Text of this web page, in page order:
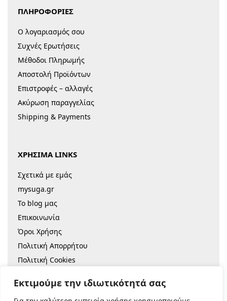
Εκτιμούμε την ιδιωτικότητά σας
ΠΛΗΡΟΦΟΡΙΕΣ
Ο λογαριασμός σου
Συχνές Ερωτήσεις
Μέθοδοι Πληρωμής
Αποστολή Προϊόντων
Επιστροφές – αλλαγές
Ακύρωση παραγγελίας
Shipping & Payments
ΧΡΗΣΙΜΑ LINKS
Σχετικά με εμάς
mysuga.gr
Το blog μας
Επικοινωνία
Όροι Χρήσης
Πολιτική Απορρήτου
Πολιτική Cookies